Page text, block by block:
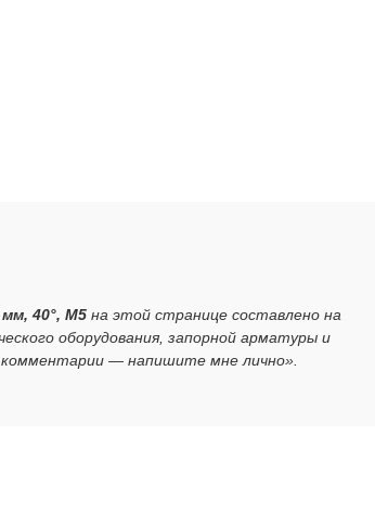
40°, M5 на этой странице составлено на
оборудования, запорной арматуры и
— напишите мне лично».